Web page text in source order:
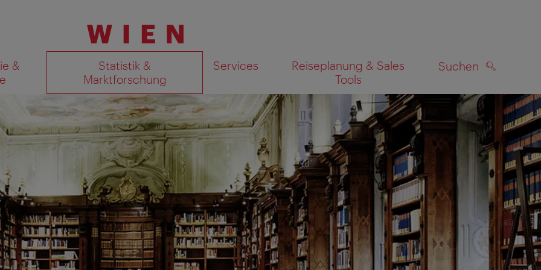
&
Statistik &
Marktforschung
Services
Reiseplanung & Sales
Tools
Suchen
Suchergebnisse auf Karte anzeigen SUCHEN